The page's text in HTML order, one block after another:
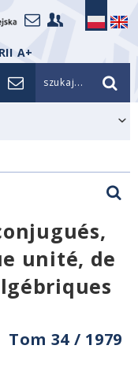
A+
szukaj...
unité, de
Tom 34 / 1979